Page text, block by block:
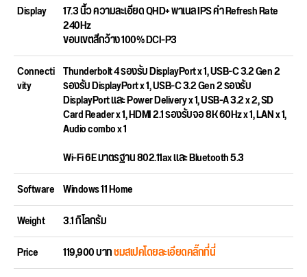
Display
17.3 นิ้ว ความละเอียด QHD+ พาเนล IPS ค่า Refresh Rate
240Hz
ขอบเขตสีกว้าง 100% DCI-P3
Connecti
vity
Thunderbolt 4 รองรับ DisplayPort x 1, USB-C 3.2 Gen 2
รองรับ DisplayPort x 1, USB-C 3.2 Gen 2 รองรับ
DisplayPort และ Power Delivery x 1, USB-A 3.2 x 2, SD
Card Reader x 1, HDMI 2.1 รองรับจอ 8K 60Hz x 1, LAN x 1,
Audio combo x 1
Wi-Fi 6E มาตรฐาน 802.11ax และ Bluetooth 5.3
Software Windows 11 Home
Weight
3.1 กิโลกรัม
Price
119,900 บาทชมสเปคโดยละเอียดคลิ๊กที่นี่